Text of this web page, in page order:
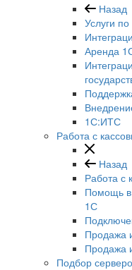
Назад
Услуги
Аренда
1С:ИТС
Работа с
Назад
Работа с
Помощь в
1С
Продажа
Продажа
Подбор